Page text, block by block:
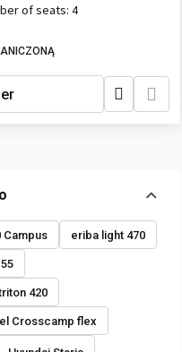
of seats: 4
Campus eriba light 470
420
Crosscamp flex